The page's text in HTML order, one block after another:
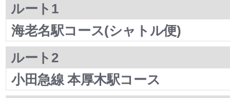
ルート1
海老名駅コース(シャトル便)
ルート2
小田急線 本厚木駅コース